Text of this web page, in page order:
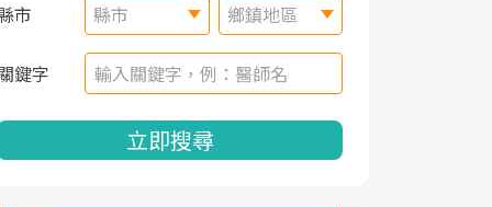
市 縣市 鄉鎮地區
鍵字
立即搜尋